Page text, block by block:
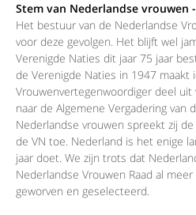
Stem van Nederlandse vrouwen
Het bestuur van de Nederlandse
voor deze gevolgen. Het blijft wel
Verenigde Naties dit jaar 75 jaar
de Verenigde Naties in 1947 maakt
Vrouwenvertegenwoordiger deel uit
naar de Algemene Vergadering van
Nederlandse vrouwen spreekt zij
de VN toe. Nederland is het enige
jaar doet. We zijn trots dat
Nederlandse Vrouwen Raad al
geworven en geselecteerd.